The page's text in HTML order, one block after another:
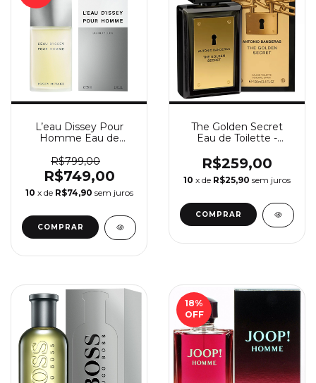
L’eau Dissey Pour
Homme Eau de
Masculino Issey
Miyake
R$799,00
R$749,00
10 x de R$74,90 sem juros
COMPRAR
The Golden Secret
Eau de Toilette -
Antonio Banderas
R$259,00
10 x de R$25,90 sem juros
COMPRAR
18%
OFF